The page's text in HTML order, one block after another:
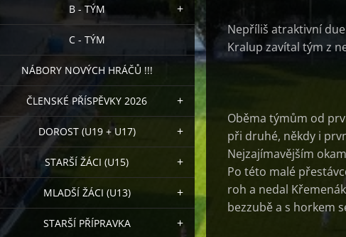
B - TÝM
C - TÝM
NÁBORY NOVÝCH HRÁČŮ !!!
ČLENSKÉ PŘÍSPĚVKY 2026
DOROST (U19 + U17)
STARŠÍ ŽÁCI (U15)
MLADŠÍ ŽÁCI (U13)
STARŠÍ PŘÍPRAVKA
Nepříliš atraktivní
Kralup zavítal tým z
Oběma týmům od
při druhé, někdy i
Nejzajímavějším
Po této malé
roh a nedal
bezzubě a s horkem